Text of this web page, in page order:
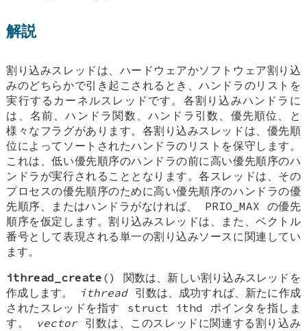
解説
割り込みスレッドは、ハードウェアかソフトウェア割り込
みのどちらかで引き起こされるとき、ハンドラのリストを
実行するカーネルスレッドです。各割り込みハンドラに
は、名前、ハンドラ関数、ハンドラ引数、優先順位、と
様々なフラグがあります。各割り込みスレッドは、優先順
位によってソートされたハンドラのリストを保守します。
これは、低い優先順序のハンドラの前に高い優先順序のハ
ンドラが実行されることとなります。各スレッドは、その
プロセスの優先順序のために高い優先順序のハンドラの優
先順序、またはハンドラがなければ、 PRIO_MAX の優先
順序を仮定します。割り込みスレッドは、また、ベクトル
番号として表現される単一の割り込みソースに関連してい
ます。
ithread_create () 関数は、新しい割り込みスレッドを
作成します。
ithread引数は、成功すれば、新たに作成
されたスレッドを指す struct ithd
ポインタを指しま
す。 vector引数は、このスレッドに関連する割り込み